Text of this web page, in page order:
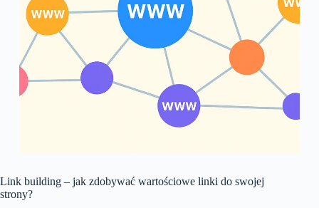
Link building – jak zdobywać wartościowe linki do swojej
strony?